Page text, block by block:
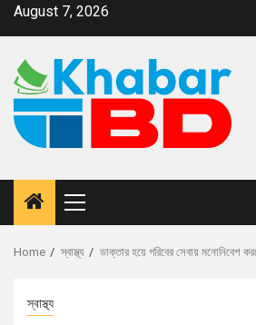
August 7, 2026
Home স্বাস্থ্য ডাক্তার হয়ে গরিবের সেবায় মনোনিবেশ
স্বাস্থ্য